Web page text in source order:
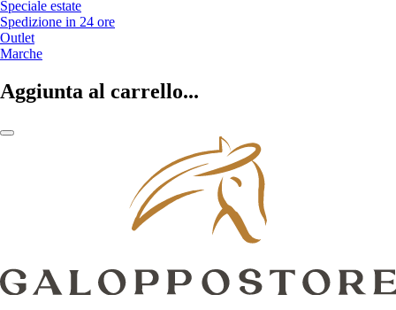
Speciale estate
Spedizione in 24 ore
Outlet
Marche
Aggiunta al carrello...